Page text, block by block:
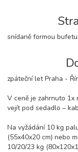
snídaně formou bufetu
zpáteční let Praha -
V ceně je zahrnuto 1x
vejít pod sedadlo –
Na vyžádání 10 kg
(55x40x20 cm) nebo
10/20/23 kg